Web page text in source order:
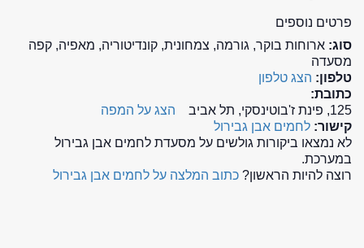
פרטים נוספים
סוג: ארוחות בוקר, גורמה, צמחונית, קונדיטוריה, מאפיה, קפה
מסעדה
טלפון: הצג טלפון
כתובת:
125, פינת ז'בוטינסקי, תל אביב
הצג על המפה
קישור: לחמים אבן גבירול
לא נמצאו ביקורות גולשים על מסעדת לחמים אבן גבירול
במערכת.
רוצה להיות הראשון? כתוב המלצה על לחמים אבן גבירול